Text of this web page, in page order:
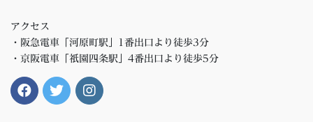
アクセス
・阪急電車「河原町駅」1番出口より徒歩3分
・京阪電車「祇園四条駅」4番出口より徒歩5分